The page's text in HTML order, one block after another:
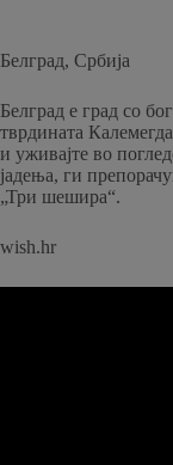
Белград, Србија
Белград е град со
тврдината
и уживајте во
јадења, ги
„Три шешира“.
wish.hr